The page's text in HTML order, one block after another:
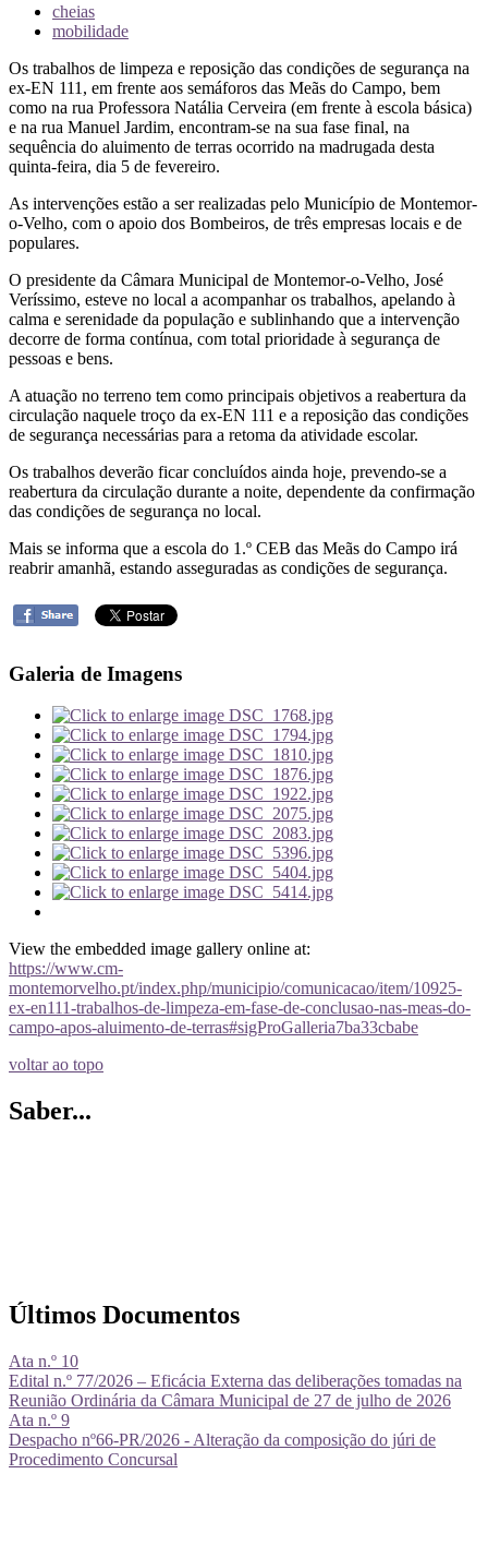
cheias
mobilidade
Os trabalhos de limpeza e reposição das condições de segurança na
ex-EN 111, em frente aos semáforos das Meãs do Campo, bem
como na rua Professora Natália Cerveira (em frente à escola básica)
e na rua Manuel Jardim, encontram-se na sua fase final, na
sequência do aluimento de terras ocorrido na madrugada desta
quinta-feira, dia 5 de fevereiro.
As intervenções estão a ser realizadas pelo Município de Montemor-
o-Velho, com o apoio dos Bombeiros, de três empresas locais e de
populares.
O presidente da Câmara Municipal de Montemor-o-Velho, José
Veríssimo, esteve no local a acompanhar os trabalhos, apelando à
calma e serenidade da população e sublinhando que a intervenção
decorre de forma contínua, com total prioridade à segurança de
pessoas e bens.
A atuação no terreno tem como principais objetivos a reabertura da
circulação naquele troço da ex-EN 111 e a reposição das condições
de segurança necessárias para a retoma da atividade escolar.
Os trabalhos deverão ficar concluídos ainda hoje, prevendo-se a
reabertura da circulação durante a noite, dependente da confirmação
das condições de segurança no local.
Mais se informa que a escola do 1.º CEB das Meãs do Campo irá
reabrir amanhã, estando asseguradas as condições de segurança.
Galeria de Imagens
View the embedded image gallery online at:
https://www.cm-
montemorvelho.pt/index.php/municipio/comunicacao/item/10925-
ex-en111-trabalhos-de-limpeza-em-fase-de-conclusao-nas-meas-do-
campo-apos-aluimento-de-terras#sigProGalleria7ba33cbabe
voltar ao topo
Saber...
Últimos Documentos
Ata n.º 10
Edital n.º 77/2026 – Eficácia Externa das deliberações tomadas na
Reunião Ordinária da Câmara Municipal de 27 de julho de 2026
Ata n.º 9
Despacho nº66-PR/2026 - Alteração da composição do júri de
Procedimento Concursal